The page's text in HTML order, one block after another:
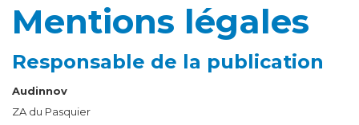
Mentions légales
Responsable de la publication
Audinnov
ZA du Pasquier